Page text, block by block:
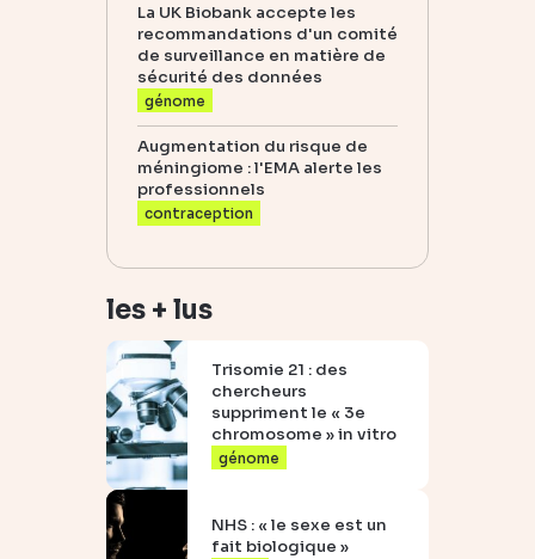
La UK Biobank accepte les
recommandations d'un comité
de surveillance en matière de
sécurité des données
génome
Augmentation du risque de
méningiome : l'EMA alerte les
professionnels
contraception
les + lus
Trisomie 21 : des
chercheurs
suppriment le « 3e
chromosome » in vitro
génome
NHS : « le sexe est un
fait biologique »